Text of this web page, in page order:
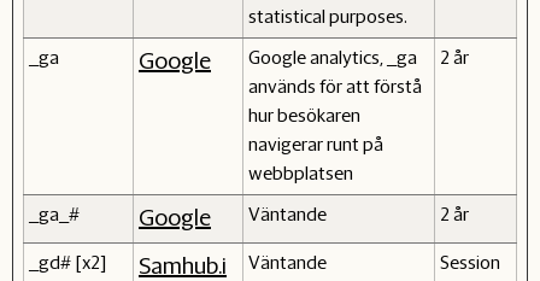
statistical purposes.
_ga Google
Google analytics, _ga
används för att förstå
hur besökaren
navigerar runt på
webbplatsen
2 år
_ga_# Google Väntande 2 år
_gd# [x2]
Samhub.i
Väntande Session